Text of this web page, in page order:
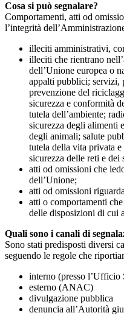
Cosa si può segnalare?
Comportamenti, atti od
l’integrità
illeciti amministrativi,
illeciti che rientrano
dell’Unione europea o
appalti pubblici; servizi,
prevenzione del
sicurezza e conformità
tutela dell’ambiente;
sicurezza degli alimenti
degli animali; salute
tutela della vita privata
sicurezza delle reti e
atti od omissioni che
dell’Unione;
atti od omissioni
atti o comportamenti
delle disposizioni di cui
Quali sono i canali di
Sono stati predisposti diversi
seguendo le regole che
interno (presso
esterno (ANAC)
divulgazione pubblica
denuncia all’Autorità